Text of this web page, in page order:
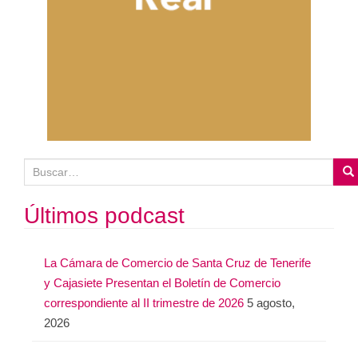
u
s
c
Últimos podcast
La Cámara de Comercio de Santa Cruz de Tenerife
y Cajasiete Presentan el Boletín de Comercio
correspondiente al II trimestre de 2026 5 agosto,
2026